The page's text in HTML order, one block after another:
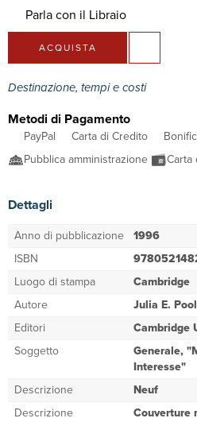
Parla con il Libraio
ACQUISTA
Destinazione, tempi e costi
Metodi di Pagamento
PayPal Carta di Credito
Pubblica amministrazione
Dettagli
Anno di pubblicazione 1996
ISBN
Luogo di stampa
Cambridge
Autore
Julia E.
Editori
Cambridge
Soggetto
Generale,
Interesse"
Descrizione
Neuf
Descrizione
Couverture